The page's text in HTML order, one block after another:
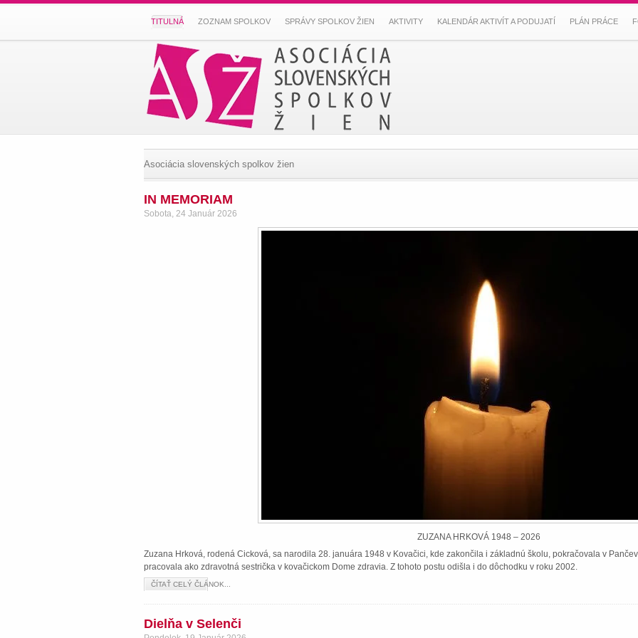
TITULNÁ ZOZNAM SPOLKOV SPRÁVY SPOLKOV ŽIEN AKTIVITY KALENDÁR AKTIVÍT A PODUJATÍ PLÁN PRÁCE
Asociácia slovenských spolkov žien
IN MEMORIAM
Sobota, 24 Január 2026
ZUZANA HRKOVÁ 1948 – 2026
Zuzana Hrková, rodená Cicková, sa narodila 28. januára 1948 v Kovačici, kde zakončila i základnú školu, pokračovala v
pracovala ako zdravotná sestrička v kovačickom Dome zdravia. Z tohoto postu odišla i do dôchodku v roku 2002.
ČÍTAŤ CELÝ ČLÁNOK...
Dielňa v Selenči